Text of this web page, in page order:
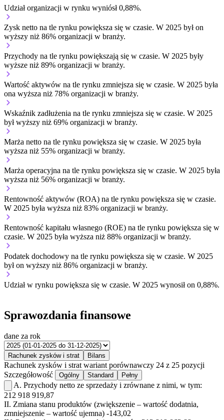
Udział organizacji w rynku wyniósł 0,88%.
Zysk netto na tle rynku powiększa się w czasie. W 2025 był on
wyższy niż 86% organizacji w branży.
Przychody na tle rynku powiększają się w czasie. W 2025 były
wyższe niż 89% organizacji w branży.
Wartość aktywów na tle rynku zmniejsza się w czasie. W 2025 była
ona wyższa niż 78% organizacji w branży.
Wskaźnik zadłużenia na tle rynku zmniejsza się w czasie. W 2025
był wyższy niż 69% organizacji w branży.
Marża netto na tle rynku powiększa się w czasie. W 2025 była
wyższa niż 55% organizacji w branży.
Marża operacyjna na tle rynku powiększa się w czasie. W 2025 była
wyższa niż 56% organizacji w branży.
Rentowność aktywów (ROA) na tle rynku powiększa się w czasie.
W 2025 była wyższa niż 83% organizacji w branży.
Rentowność kapitału własnego (ROE) na tle rynku powiększa się w
czasie. W 2025 była wyższa niż 88% organizacji w branży.
Podatek dochodowy na tle rynku powiększa się w czasie. W 2025
był on wyższy niż 86% organizacji w branży.
Udział w rynku powiększa się w czasie. W 2025 wynosił on 0,88%.
Sprawozdania finansowe
dane za rok
Rachunek zysków i strat Bilans
Rachunek zysków i strat wariant porównawczy 24 z 25 pozycji
Szczegółowość
Ogólny Standard Pełny
A. Przychody netto ze sprzedaży i zrównane z nimi, w tym:
212 918 919,87
II. Zmiana stanu produktów (zwiększenie – wartość dodatnia,
zmniejszenie – wartość ujemna) -143,02